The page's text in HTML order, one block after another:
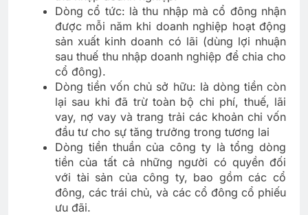
Dòng cổ tức: là thu nhập mà cổ đông nhận
được mỗi năm khi doanh nghiệp hoạt động
sản xuất kinh doanh có lãi (dùng lợi nhuận
sau thuế thu nhập doanh nghiệp để chia cho
cổ đông).
Dòng tiền vốn chủ sở hữu: là dòng tiền còn
lại sau khi đã trừ toàn bộ chi phí, thuế, lãi
vay, nợ vay và trang trải các khoản chi vốn
đầu tư cho sự tăng trưởng trong tương lai
Dòng tiền thuần của công ty là tổng dòng
tiền của tất cả những người có quyền đối
với tài sản của công ty, bao gồm các cổ
đông, các trái chủ, và các cổ đông cổ phiếu
ưu đãi.